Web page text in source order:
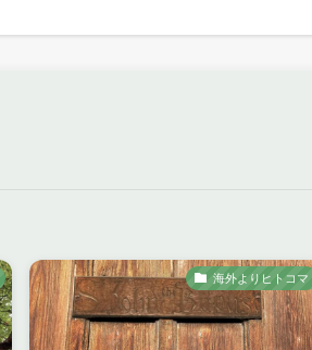
海外よりヒトコマ